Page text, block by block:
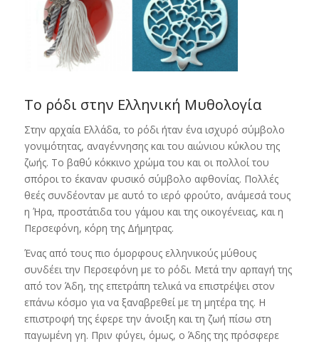
Το ρόδι στην Ελληνική Μυθολογία
Στην αρχαία Ελλάδα, το ρόδι ήταν ένα ισχυρό σύμβολο
γονιμότητας, αναγέννησης και του αιώνιου κύκλου της
ζωής. Το βαθύ κόκκινο χρώμα του και οι πολλοί του
σπόροι το έκαναν φυσικό σύμβολο αφθονίας. Πολλές
θεές συνδέονταν με αυτό το ιερό φρούτο, ανάμεσά τους
η Ήρα, προστάτιδα του γάμου και της οικογένειας, και η
Περσεφόνη, κόρη της Δήμητρας.
Ένας από τους πιο όμορφους ελληνικούς μύθους
συνδέει την Περσεφόνη με το ρόδι. Μετά την αρπαγή της
από τον Άδη, της επετράπη τελικά να επιστρέψει στον
επάνω κόσμο για να ξαναβρεθεί με τη μητέρα της. Η
επιστροφή της έφερε την άνοιξη και τη ζωή πίσω στη
παγωμένη γη. Πριν φύγει, όμως, ο Άδης της πρόσφερε